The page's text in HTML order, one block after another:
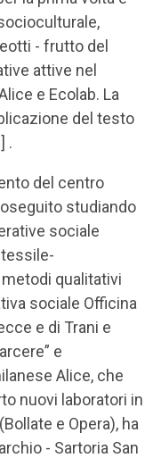
- frutto del
attive nel
e Ecolab. La
del testo
.
del centro
studiando
sociale
qualitativi
sociale Officina
e di Trani e
e
Alice, che
nuovi laboratori in
e Opera), ha
- Sartoria San